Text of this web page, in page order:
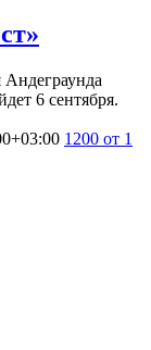
Андеграунда
6 сентября.
1200 от 1